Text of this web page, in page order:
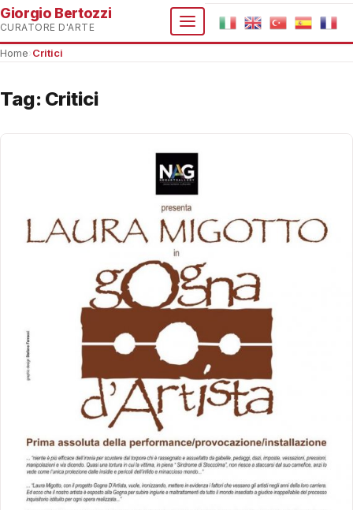
Giorgio Bertozzi
CURATORE D'ARTE
Home Critici
Tag: Critici